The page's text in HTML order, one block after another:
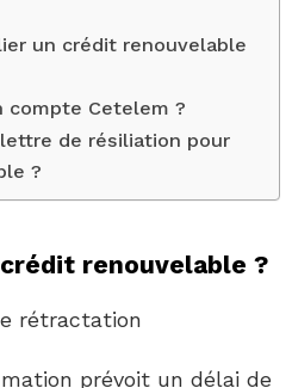
un crédit renouvelable
compte Cetelem ?
de résiliation pour
?
renouvelable ?
rétractation
prévoit un délai de